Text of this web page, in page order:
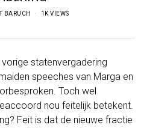
BARUCH 1K VIEWS
statenvergadering
speeches van Marga en
Toch wel
nou feitelijk betekent.
Feit is dat de nieuwe fractie